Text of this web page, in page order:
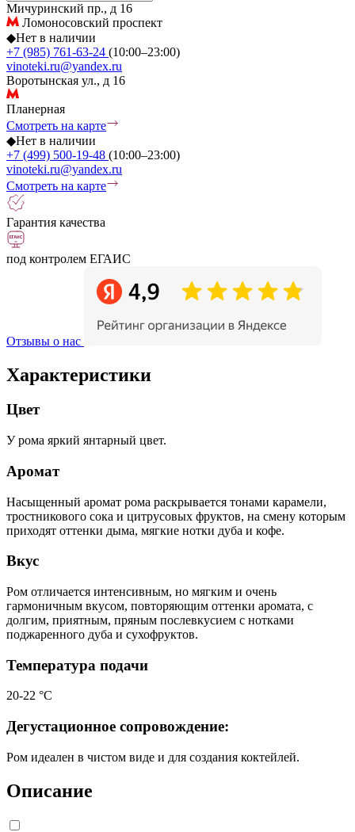
Мичуринский пр., д 16
Ломоносовский проспект
◆Нет в наличии
+7 (985) 761-63-24 (10:00–23:00)
vinoteki.ru@yandex.ru
Воротынская ул., д 16
Планерная
Смотреть на карте
◆Нет в наличии
+7 (499) 500-19-48 (10:00–23:00)
vinoteki.ru@yandex.ru
Смотреть на карте
Гарантия качества
под контролем ЕГАИС
Отзывы о нас
Характеристики
Цвет
У рома яркий янтарный цвет.
Аромат
Насыщенный аромат рома раскрывается тонами карамели,
тростникового сока и цитрусовых фруктов, на смену которым
приходят оттенки дыма, мягкие нотки дуба и кофе.
Вкус
Ром отличается интенсивным, но мягким и очень
гармоничным вкусом, повторяющим оттенки аромата, с
долгим, приятным, пряным послевкусием с нотками
поджаренного дуба и сухофруктов.
Температура подачи
20-22 °С
Дегустационное сопровождение:
Ром идеален в чистом виде и для создания коктейлей.
Описание